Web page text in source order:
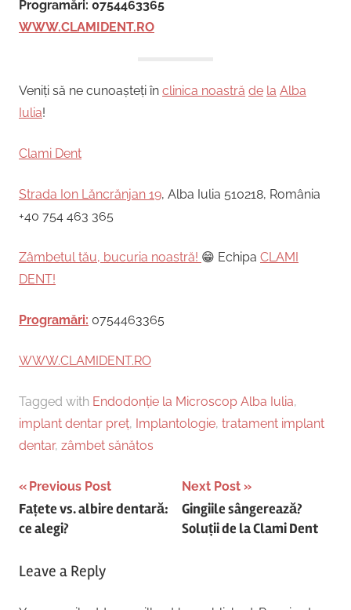
Programări: 0754463365
WWW.CLAMIDENT.RO
Veniți să ne cunoașteți în clinica noastră de la Alba
Iulia!
Clami Dent
Strada Ion Lăncrănjan 19, Alba Iulia 510218, România
+40 754 463 365
Zâmbetul tău, bucuria noastră! 😁 Echipa CLAMI
DENT!
Programări: 0754463365
WWW.CLAMIDENT.RO
Tagged with Endodonție la Microscop Alba Iulia,
implant dentar preț, Implantologie, tratament implant
dentar, zâmbet sănătos
Post
navigation
Previous Post
Fațete vs. albire dentară:
ce alegi?
Next Post
Gingiile sângerează?
Soluții de la Clami Dent
Leave a Reply